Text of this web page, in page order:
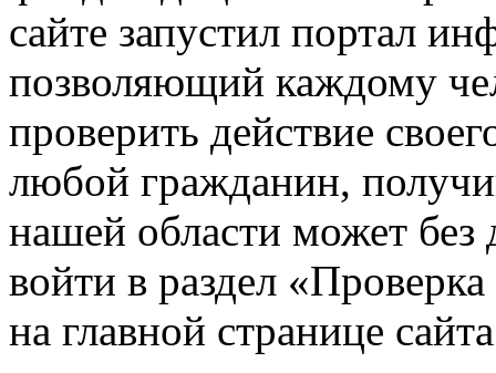
сайте запустил портал
позволяющий каждому
проверить действие
любой гражданин,
нашей области может без
войти в раздел
на главной странице